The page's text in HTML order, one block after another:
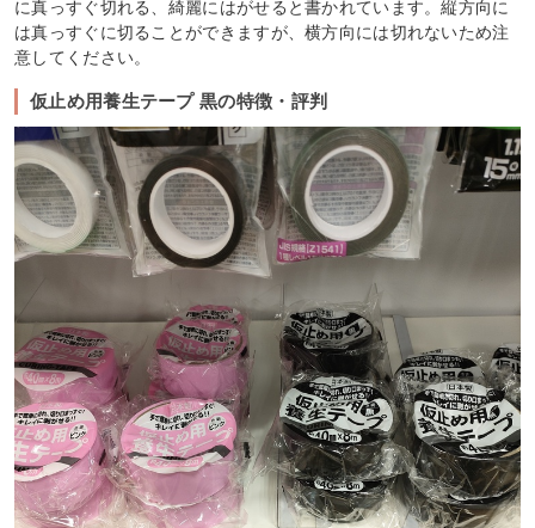
に真っすぐ切れる、綺麗にはがせると書かれています。縦方向に
は真っすぐに切ることができますが、横方向には切れないため注
意してください。
仮止め用養生テープ 黒の特徴・評判